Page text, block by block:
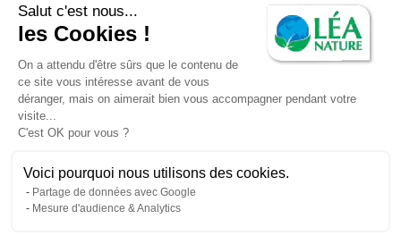
Salut c'est nous...
les Cookies !
On a attendu d'être sûrs que le contenu de
ce site vous intéresse avant de vous
déranger, mais on aimerait bien vous accompagner pendant votre
visite...
C'est OK pour vous ?
Voici pourquoi nous utilisons des cookies.
Partage de données avec Google
Mesure d'audience & Analytics